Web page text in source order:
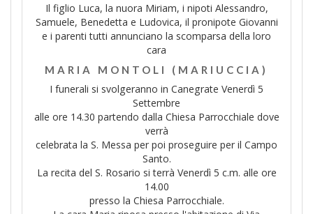
Il figlio Luca, la nuora Miriam, i nipoti Alessandro,
Samuele, Benedetta e Ludovica, il pronipote Giovanni
e i parenti tutti annunciano la scomparsa della loro
cara
MARIA MONTOLI (MARIUCCIA)
I funerali si svolgeranno in Canegrate Venerdì 5
Settembre
alle ore 14.30 partendo dalla Chiesa Parrocchiale dove
verrà
celebrata la S. Messa per poi proseguire per il Campo
Santo.
La recita del S. Rosario si terrà Venerdì 5 c.m. alle ore
14.00
presso la Chiesa Parrocchiale.